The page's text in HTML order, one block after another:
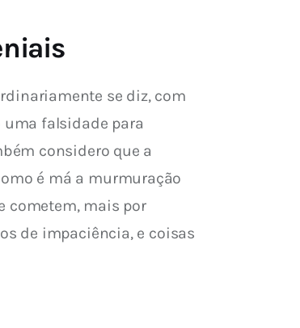
se diz, com
uma falsidade para
considero que a
é má a murmuração
cometem, mais por
de impaciência, e coisas